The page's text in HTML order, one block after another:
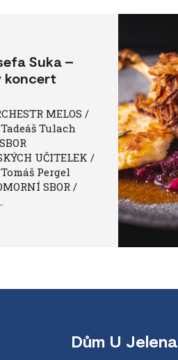
Suka –
koncert
MELOS /
Tulach
UČITELEK /
Pergel
SBOR /
Dům U Jelena